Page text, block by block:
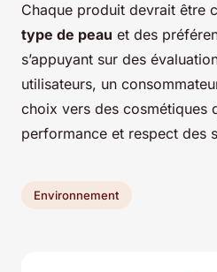
Chaque produit devrait être
type de peau et des
s’appuyant sur des
utilisateurs, un
choix vers des cosmétiques
performance et respect des
Environnement